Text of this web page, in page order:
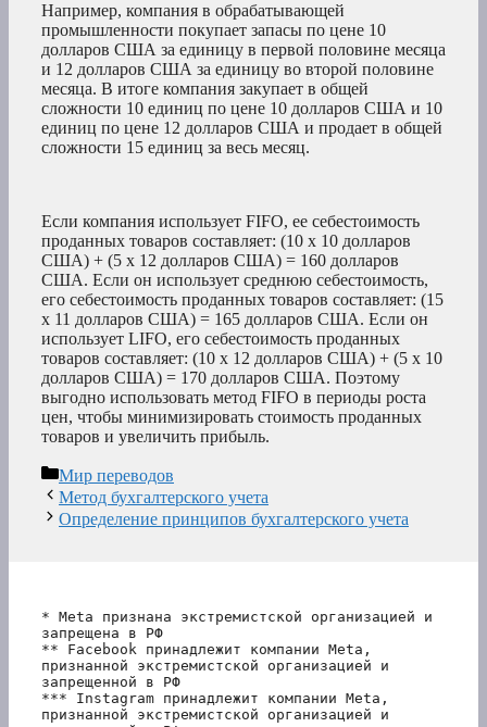
Например, компания в обрабатывающей
промышленности покупает запасы по цене 10
долларов США за единицу в первой половине месяца
и 12 долларов США за единицу во второй половине
месяца. В итоге компания закупает в общей
сложности 10 единиц по цене 10 долларов США и 10
единиц по цене 12 долларов США и продает в общей
сложности 15 единиц за весь месяц.
Если компания использует FIFO, ее себестоимость
проданных товаров составляет: (10 x 10 долларов
США) + (5 x 12 долларов США) = 160 долларов
США. Если он использует среднюю себестоимость,
его себестоимость проданных товаров составляет: (15
x 11 долларов США) = 165 долларов США. Если он
использует LIFO, его себестоимость проданных
товаров составляет: (10 x 12 долларов США) + (5 x 10
долларов США) = 170 долларов США. Поэтому
выгодно использовать метод FIFO в периоды роста
цен, чтобы минимизировать стоимость проданных
товаров и увеличить прибыль.
Рубрики
Мир переводов
Метод бухгалтерского учета
Определение принципов бухгалтерского учета
* Meta признана экстремистской организацией и
запрещена в РФ
** Facebook принадлежит компании Meta,
признанной экстремистской организацией и
запрещенной в РФ
*** Instagram принадлежит компании Meta,
признанной экстремистской организацией и